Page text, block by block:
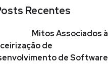
Recentes
Mitos Associados à
de
de Software